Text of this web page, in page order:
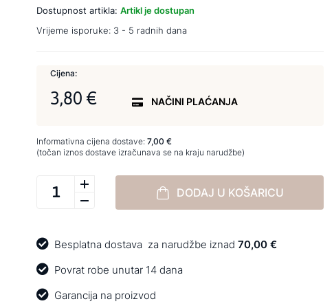
Dostupnost artikla: Artikl je dostupan
Vrijeme isporuke: 3 - 5 radnih dana
Cijena:
3,80 € NAČINI PLAĆANJA
Informativna cijena dostave: 7,00 €
(točan iznos dostave izračunava se na kraju narudžbe)
DODAJ U KOŠARICU
Besplatna dostava za narudžbe iznad 70,00 €
Povrat robe unutar 14 dana
Garancija na proizvod